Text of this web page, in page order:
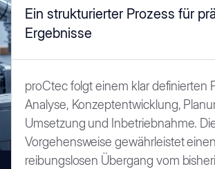
Ein strukturierter Prozess für
Ergebnisse
proCtec folgt einem klar definierten
Analyse, Konzeptentwicklung,
Umsetzung und Inbetriebnahme.
Vorgehensweise gewährleistet einen
reibungslosen Übergang vom